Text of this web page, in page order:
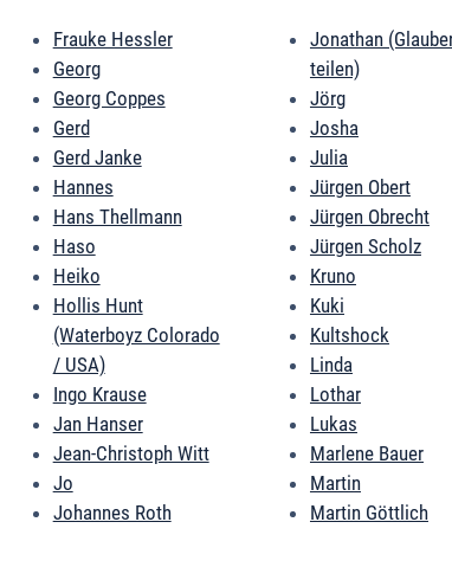
Frauke Hessler
Georg
Georg Coppes
Gerd
Gerd Janke
Hannes
Hans Thellmann
Haso
Heiko
Hollis Hunt
(Waterboyz Colorado
/ USA)
Ingo Krause
Jan Hanser
Jean-Christoph Witt
Jo
Johannes Roth
Jonathan
teilen)
Jörg
Josha
Julia
Jürgen Obert
Jürgen Obrecht
Jürgen Scholz
Kruno
Kuki
Kultshock
Linda
Lothar
Lukas
Marlene Bauer
Martin
Martin Göttlich